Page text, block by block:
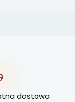
dostawa